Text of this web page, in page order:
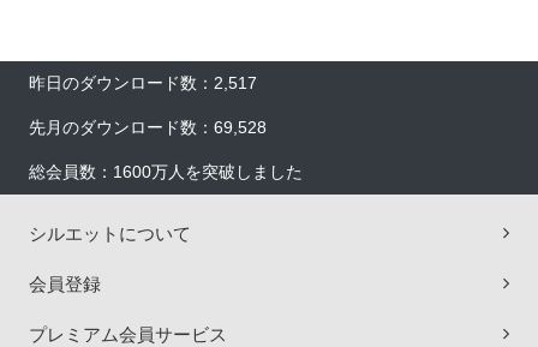
昨日のダウンロード数：2,517
先月のダウンロード数：69,528
総会員数：1600万人を突破しました
シルエットについて
会員登録
プレミアム会員サービス